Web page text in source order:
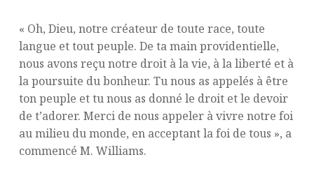
« Oh, Dieu, notre créateur de toute race, toute
langue et tout peuple. De ta main providentielle,
nous avons reçu notre droit à la vie, à la liberté et à
la poursuite du bonheur. Tu nous as appelés à être
ton peuple et tu nous as donné le droit et le devoir
de t’adorer. Merci de nous appeler à vivre notre foi
au milieu du monde, en acceptant la foi de tous », a
commencé M. Williams.